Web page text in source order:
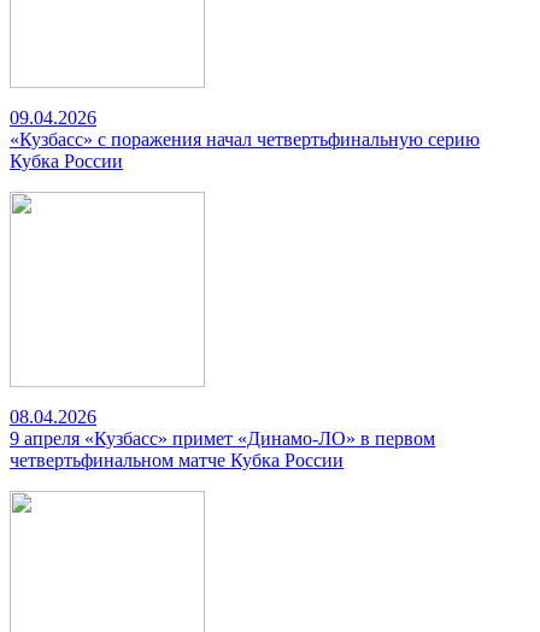
09.04.2026
«Кузбасс» с поражения начал четвертьфинальную серию
Кубка России
08.04.2026
9 апреля «Кузбасс» примет «Динамо-ЛО» в первом
четвертьфинальном матче Кубка России